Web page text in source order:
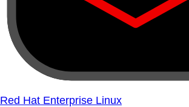
Red Hat Enterprise Linux